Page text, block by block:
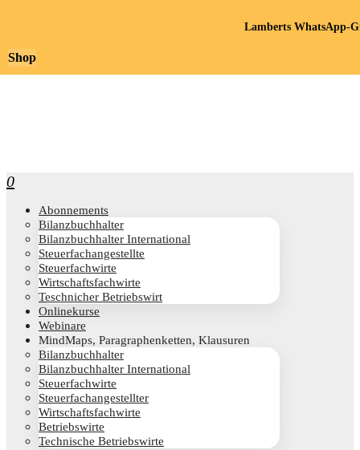
0
Abon­ne­ments
Bilanz­buch­hal­ter
Bilanz­buch­hal­ter International
Steu­er­fach­an­ge­stell­te
Steu­er­fach­wir­te
Wirt­schafts­fach­wir­te
Teschni­cher Betriebswirt
Online­kur­se
Web­i­na­re
Mind­Maps, Para­gra­phen­ket­ten, Klausuren
Bilanz­buch­hal­ter
Bilanz­buch­hal­ter International
Steu­er­fach­wir­te
Steu­er­fach­an­ge­stell­ter
Wirt­schafts­fach­wir­te
Betriebs­wir­te
Tech­ni­sche Betriebswirte
Shop
Lamberts WhatsApp-